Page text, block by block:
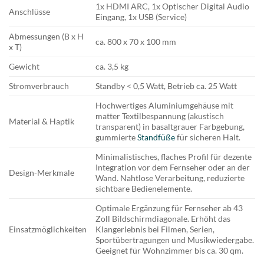
Anschlüsse
1x HDMI ARC, 1x Optischer Digital Audio
Eingang, 1x USB (Service)
Abmessungen (B x H
x T)
ca. 800 x 70 x 100 mm
Gewicht
ca. 3,5 kg
Stromverbrauch
Standby < 0,5 Watt, Betrieb ca. 25 Watt
Material & Haptik
Hochwertiges Aluminiumgehäuse mit
matter Textilbespannung (akustisch
transparent) in basaltgrauer Farbgebung,
gummierteStandfüßefür sicheren Halt.
Design-Merkmale
Minimalistisches, flaches Profil für dezente
Integration vor dem Fernseher oder an der
Wand. Nahtlose Verarbeitung, reduzierte
sichtbare Bedienelemente.
Einsatzmöglichkeiten
Optimale Ergänzung für Fernseher ab 43
Zoll Bildschirmdiagonale. Erhöht das
Klangerlebnis bei Filmen, Serien,
Sportübertragungen und Musikwiedergabe.
Geeignet für Wohnzimmer bis ca. 30 qm.